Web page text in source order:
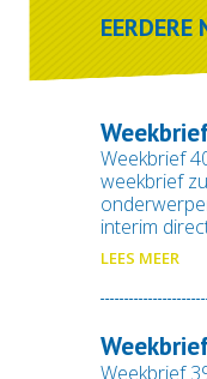
EERDERE
Weekbrief
weekbrief
interim
LEES MEER
Weekbrief